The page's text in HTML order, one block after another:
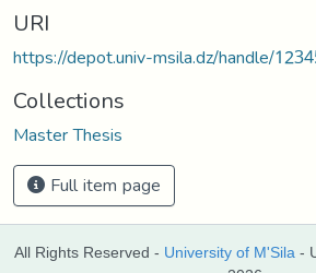
URI
https://depot.univ-msila.dz/handle/
Collections
Master Thesis
Full item page
All Rights Reserved - University of M'Sila -